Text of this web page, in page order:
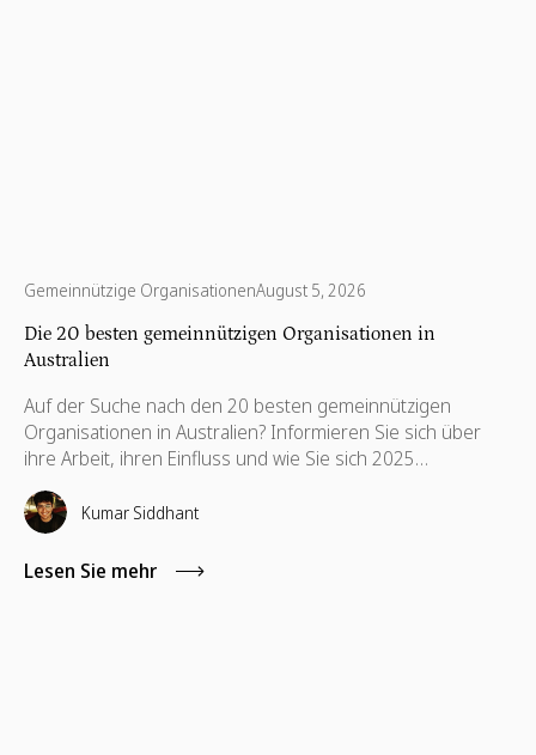
Gemeinnützige OrganisationenAugust 5, 2026
Die 20 besten gemeinnützigen Organisationen in
Australien
Auf der Suche nach den 20 besten gemeinnützigen
Organisationen in Australien? Informieren Sie sich über
ihre Arbeit, ihren Einfluss und wie Sie sich 2025
engagieren können.
Kumar Siddhant
Lesen Sie mehr